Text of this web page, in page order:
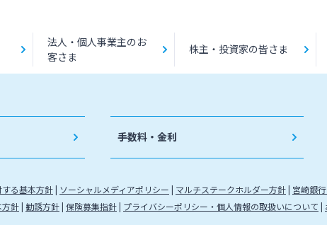
法人・個人事業主のお
客さま
株主・投資家の皆さま
手数料・金利
る基本方針 ソーシャルメディアポリシー マルチステークホルダー方針 宮崎銀
方針 勧誘方針 保険募集指針 プライバシーポリシー・個人情報の取扱いについて